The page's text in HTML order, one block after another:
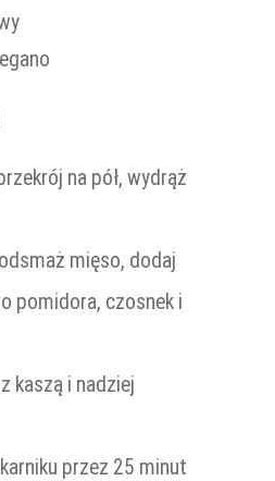
na pół, wydrąż
mięso, dodaj
pomidora, czosnek i
kaszą i nadziej
przez 25 minut